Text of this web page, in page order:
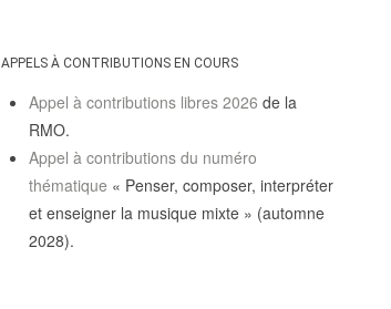
APPELS À CONTRIBUTIONS EN COURS
Appel à contributions libres 2026 de la
RMO.
Appel à contributions du numéro
thématique « Penser, composer, interpréter
et enseigner la musique mixte » (automne
2028).